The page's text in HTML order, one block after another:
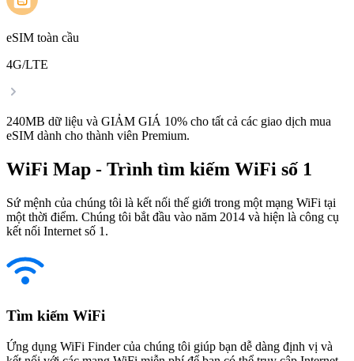
eSIM toàn cầu
4G/LTE
240MB dữ liệu và GIẢM GIÁ 10% cho tất cả các giao dịch mua
eSIM dành cho thành viên Premium.
WiFi Map - Trình tìm kiếm WiFi số 1
Sứ mệnh của chúng tôi là kết nối thế giới trong một mạng WiFi tại
một thời điểm. Chúng tôi bắt đầu vào năm 2014 và hiện là công cụ
kết nối Internet số 1.
Tìm kiếm WiFi
Ứng dụng WiFi Finder của chúng tôi giúp bạn dễ dàng định vị và